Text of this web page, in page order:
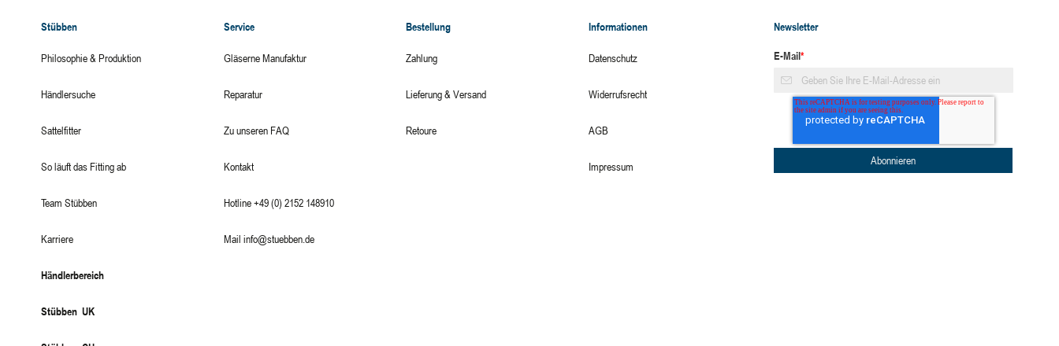
Stübben
Philosophie & Produktion
Händlersuche
Sattelfitter
So läuft das Fitting ab
Team Stübben
Karriere
Händlerbereich
Stübben UK
Service
Gläserne Manufaktur
Reparatur
Zu unseren FAQ
Kontakt
Hotline +49 (0) 2152 148910
Mail info@stuebben.de
Bestellung
Zahlung
Lieferung & Versand
Retoure
Informationen
Datenschutz
Widerrufsrecht
AGB
Impressum
Newsletter
E-Mail*